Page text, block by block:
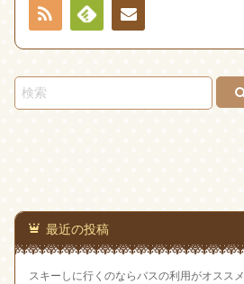
RSS
Feedlyお問
い合
わせ
最近の投稿
スキーしに行くのならバスの利用がオススメ